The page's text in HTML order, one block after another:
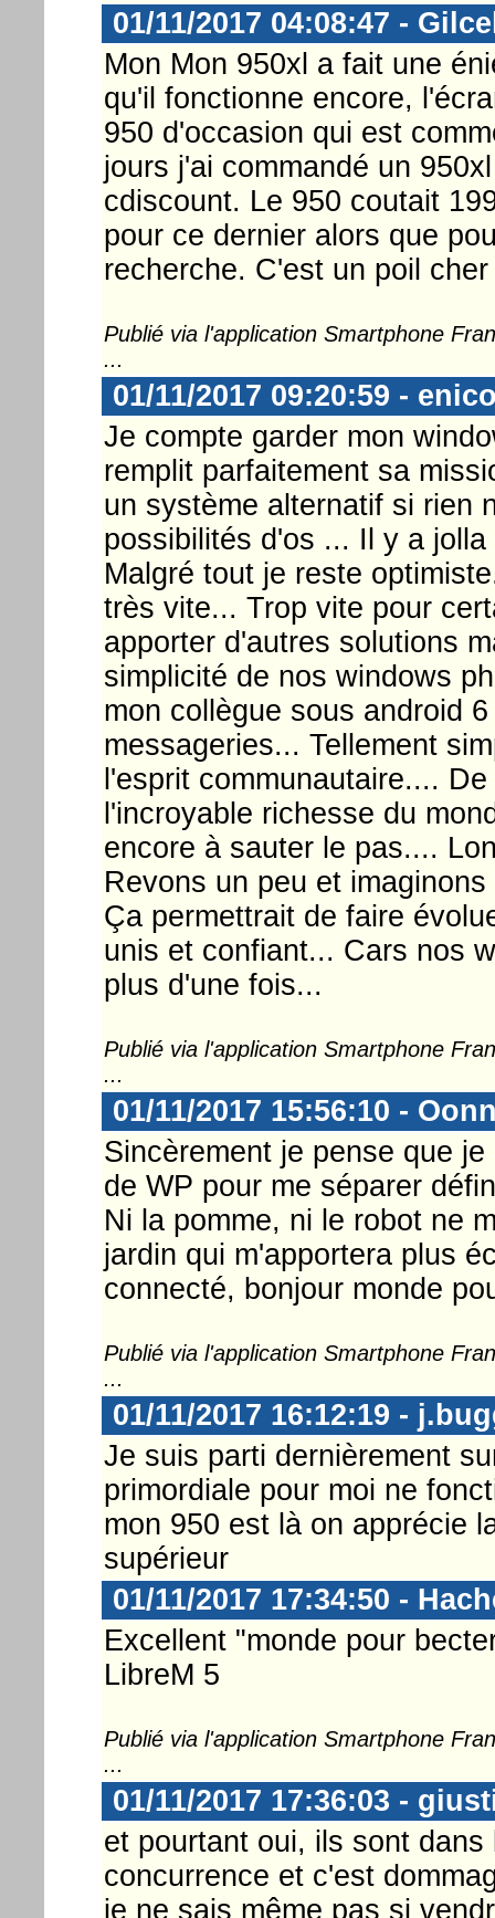
01/11/2017 04:08:47 -
Mon Mon 950xl a fait une
qu'il fonctionne encore,
950 d'occasion qui est
jours j'ai commandé un
cdiscount. Le 950 coutait
pour ce dernier alors que
recherche. C'est un poil
Publié via l'application Smartphone
...
01/11/2017 09:20:59 -
Je compte garder mon
remplit parfaitement sa
un système alternatif si rien
possibilités d'os ... Il y a
Malgré tout je reste
très vite... Trop vite pour
apporter d'autres solutions
simplicité de nos windows
mon collègue sous android
messageries... Tellement
l'esprit communautaire....
l'incroyable richesse du
encore à sauter le pas....
Revons un peu et
Ça permettrait de faire
unis et confiant... Cars nos
plus d'une fois...
Publié via l'application Smartphone
...
01/11/2017 15:56:10 -
Sincèrement je pense que
de WP pour me séparer
Ni la pomme, ni le robot ne
jardin qui m'apportera plus
connecté, bonjour monde
Publié via l'application Smartphone
...
01/11/2017 16:12:19 -
Je suis parti dernièrement
primordiale pour moi ne
mon 950 est là on apprécie
supérieur
01/11/2017 17:34:50 -
Excellent "monde pour
LibreM 5
Publié via l'application Smartphone
...
01/11/2017 17:36:03 -
et pourtant oui, ils sont
concurrence et c'est
je ne sais même pas si